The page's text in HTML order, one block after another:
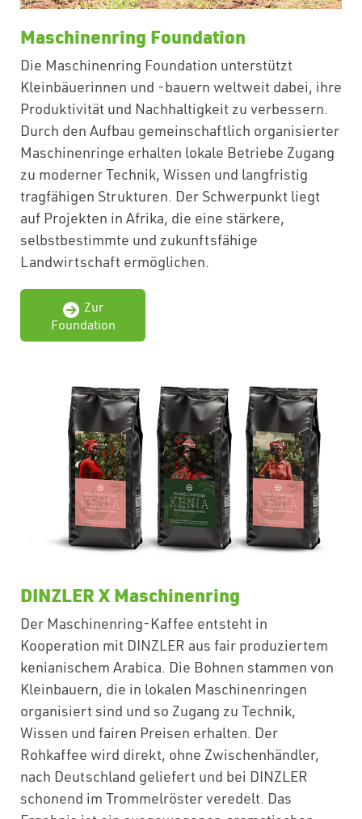
Maschinenring Foundation
Die Maschinenring Foundation unterstützt
Kleinbäuerinnen und -bauern weltweit dabei, ihre
Produktivität und Nachhaltigkeit zu verbessern.
Durch den Aufbau gemeinschaftlich organisierter
Maschinenringe erhalten lokale Betriebe Zugang
zu moderner Technik, Wissen und langfristig
tragfähigen Strukturen. Der Schwerpunkt liegt
auf Projekten in Afrika, die eine stärkere,
selbstbestimmte und zukunftsfähige
Landwirtschaft ermöglichen.
Zur
Foundation
DINZLER X Maschinenring
Der Maschinenring-Kaffee entsteht in
Kooperation mit DINZLER aus fair produziertem
kenianischem Arabica. Die Bohnen stammen von
Kleinbauern, die in lokalen Maschinenringen
organisiert sind und so Zugang zu Technik,
Wissen und fairen Preisen erhalten. Der
Rohkaffee wird direkt, ohne Zwischenhändler,
nach Deutschland geliefert und bei DINZLER
schonend im Trommelröster veredelt. Das